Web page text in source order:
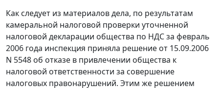
Как следует из материалов дела, по результатам
камеральной налоговой проверки уточненной
налоговой декларации общества по НДС за февраль
2006 года инспекция приняла решение от 15.09.2006
N 5548 об отказе в привлечении общества к
налоговой ответственности за совершение
налоговых правонарушений. Этим же решением